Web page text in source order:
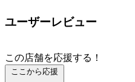
ユーザーレビュー
この店舗を応援する！
ここから応援